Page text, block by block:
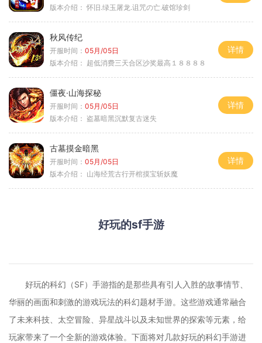
版本介绍： 怀旧.绿玉屠龙.诅咒の亡.破馆珍剑
秋风传纪
开服时间： 05月/05日
版本介绍： 超低消费三天合区沙奖最高１８８８８
详情
僵夜·山海探秘
开服时间： 05月/05日
版本介绍： 盗墓暗黑沉默复古迷失
详情
古墓摸金暗黑
开服时间： 05月/05日
版本介绍： 山海经荒古行开棺摸宝斩妖魔
详情
好玩的sf手游
好玩的科幻（SF）手游指的是那些具有引人入胜的故事情节、
华丽的画面和刺激的游戏玩法的科幻题材手游。这些游戏通常融合
了未来科技、太空冒险、异星战斗以及未知世界的探索等元素，给
玩家带来了一个全新的游戏体验。下面将对几款好玩的科幻手游进